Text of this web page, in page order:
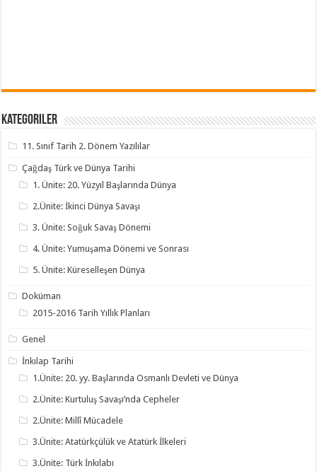
Kategoriler
11. Sınıf Tarih 2. Dönem Yazılılar
Çağdaş Türk ve Dünya Tarihi
1. Ünite: 20. Yüzyıl Başlarında Dünya
2.Ünite: İkinci Dünya Savaşı
3. Ünite: Soğuk Savaş Dönemi
4. Ünite: Yumuşama Dönemi ve Sonrası
5. Ünite: Küreselleşen Dünya
Doküman
2015-2016 Tarih Yıllık Planları
Genel
İnkılap Tarihi
1.Ünite: 20. yy. Başlarında Osmanlı Devleti ve Dünya
2.Ünite: Kurtuluş Savaşı’nda Cepheler
2.Ünite: Millî Mücadele
3.Ünite: Atatürkçülük ve Atatürk İlkeleri
3.Ünite: Türk İnkılabı